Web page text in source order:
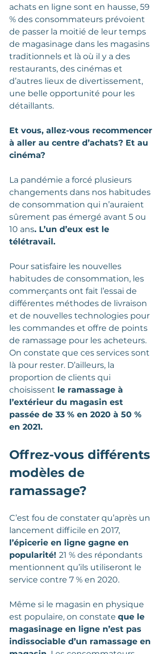
achats en ligne sont en hausse, 59
% des consommateurs prévoient
de passer la moitié de leur temps
de magasinage dans les magasins
traditionnels et là où il y a des
restaurants, des cinémas et
d’autres lieux de divertissement,
une belle opportunité pour les
détaillants.
Et vous, allez-vous recommencer
à aller au centre d’achats? Et au
cinéma?
La pandémie a forcé plusieurs
changements dans nos habitudes
de consommation qui n’auraient
sûrement pas émergé avant 5 ou
10 ans. L’un d’eux est le
télétravail.
Pour satisfaire les nouvelles
habitudes de consommation, les
commerçants ont fait l’essai de
différentes méthodes de livraison
et de nouvelles technologies pour
les commandes et offre de points
de ramassage pour les acheteurs.
On constate que ces services sont
là pour rester. D’ailleurs, la
proportion de clients qui
choisissent le ramassage à
l’extérieur du magasin est
passée de 33 % en 2020 à 50 %
en 2021.
Offrez-vous différents
modèles de
ramassage?
C’est fou de constater qu’après un
lancement difficile en 2017,
l’épicerie en ligne gagne en
popularité! 21 % des répondants
mentionnent qu’ils utiliseront le
service contre 7 % en 2020.
Même si le magasin en physique
est populaire, on constate que le
magasinage en ligne n’est pas
indissociable d’un ramassage en